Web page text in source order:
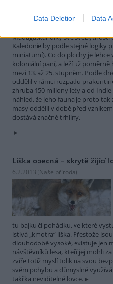
Data Deletion Data
Madagaskar díky své
Kaledonie by podle stejné logiky
miniaturní). Co do plochy je lehce
koloniální paní, a leží už
mezi 13. až 25. stupněm. Podle
oddělil v rámci rozpadu
zhruba 150 miliony lety a od
náhled, že jeho fauna je proto tak
masy oddělil v době před
dostává značné trhliny.
Liška obecná – skrytě žijící
6.2.2013 (Naše příroda)
tu bajku či pohádku, ve které
lstivá „kmotra“ liška. Přestože
dlouhodobě vysoké, existuje jen
návštěvníků lesa, kteří jej mohli
zvíře totiž myslí tolik na svou
svém pohybu a důmyslné
takřka neviditelné lovce.